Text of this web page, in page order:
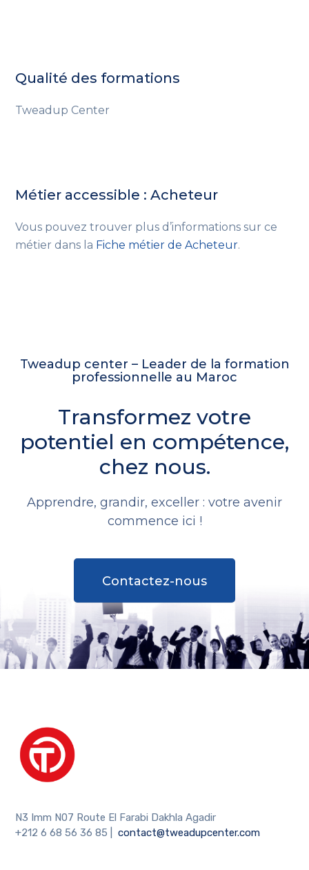
Qualité des formations
Tweadup Center
Métier accessible : Acheteur
Vous pouvez trouver plus d’informations sur ce
métier dans la Fiche métier de Acheteur.
Tweadup center – Leader de la formation
professionnelle au Maroc
Transformez votre
potentiel en compétence,
chez nous.
Apprendre, grandir, exceller : votre avenir
commence ici !
Contactez-nous
N3 Imm N07 Route El Farabi Dakhla Agadir
+212 6 68 56 36 85
|contact@tweadupcenter.com